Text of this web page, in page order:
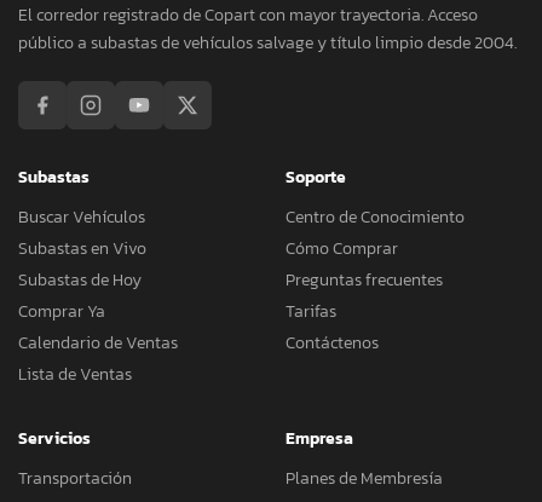
El corredor registrado de Copart con mayor trayectoria. Acceso
público a subastas de vehículos salvage y título limpio desde 2004.
Subastas
Buscar Vehículos
Subastas en Vivo
Subastas de Hoy
Comprar Ya
Calendario de Ventas
Lista de Ventas
Soporte
Centro de Conocimiento
Cómo Comprar
Preguntas frecuentes
Tarifas
Contáctenos
Servicios
Transportación
Empresa
Planes de Membresía